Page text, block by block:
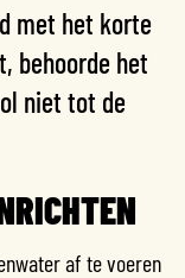
met het korte
behoorde het
niet tot de
af te voeren